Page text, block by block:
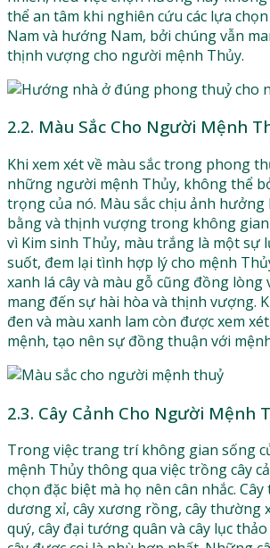
thể an tâm khi nghiên cứu các lựa
Nam và hướng Nam, bởi chúng vẫn
thịnh vượng cho người mệnh Thủy.
2.2. Màu Sắc Cho Người Mệnh
Khi xem xét về màu sắc trong phong
những người mệnh Thủy, không thể
trọng của nó. Màu sắc chịu ảnh hưởng
bằng và thịnh vượng trong không
vì Kim sinh Thủy, màu trắng là một sự
suốt, đem lại tình hợp lý cho mệnh
xanh lá cây và màu gỗ cũng đồng lòng
mang đến sự hài hòa và thịnh vượng.
đen và màu xanh lam còn được xem
mệnh, tạo nên sự đồng thuận với
2.3. Cây Cảnh Cho Người Mệnh
Trong việc trang trí không gian sống
mệnh Thủy thông qua việc trồng cây
chọn đặc biệt mà họ nên cân nhắc. Cây
dương xỉ, cây xương rồng, cây thường
quý, cây đại tướng quân và cây lục